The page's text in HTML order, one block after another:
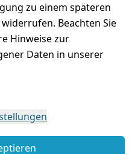
zu einem späteren
Beachten Sie
Hinweise zur
Daten in unserer
uns
auf